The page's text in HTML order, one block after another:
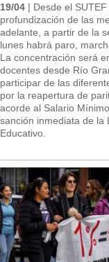
19/04 | Desde el
profundización de las
adelante, a partir de la
lunes habrá paro,
La concentración será
docentes desde Río
participar de las
por la reapertura de
acorde al Salario
sanción inmediata de la
Educativo.